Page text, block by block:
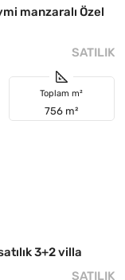
manzaralı Özel
SATILIK
Toplam m²
756 m²
3+2 villa
SATILIK